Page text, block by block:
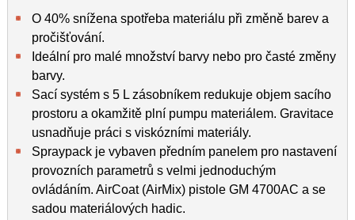
O 40% snížena spotřeba materiálu při změně barev a
pročišťování.
Ideální pro malé množství barvy nebo pro časté změny
barvy.
Sací systém s 5 L zásobníkem redukuje objem sacího
prostoru a okamžitě plní pumpu materiálem. Gravitace
usnadňuje práci s viskózními materiály.
Spraypack je vybaven předním panelem pro nastavení
provozních parametrů s velmi jednoduchým
ovládáním. AirCoat (AirMix) pistole GM 4700AC a se
sadou materiálových hadic.